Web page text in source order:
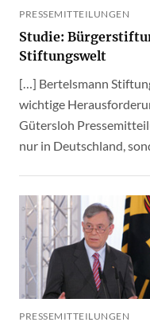
PRESSEMITTEILUNGEN
Studie:
Stiftungswelt
[…] Bertelsmann
wichtige
Gütersloh
nur in Deutschland,
PRESSEMITTEILUNGEN